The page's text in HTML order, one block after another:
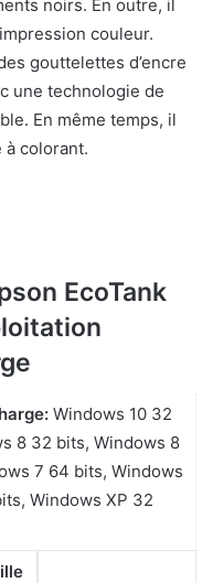
noirs. En outre, il
couleur.
gouttelettes d’encre
une technologie de
En même temps, il
à colorant.
EcoTank
Windows 10 32
8 32 bits, Windows 8
7 64 bits, Windows
Windows XP 32